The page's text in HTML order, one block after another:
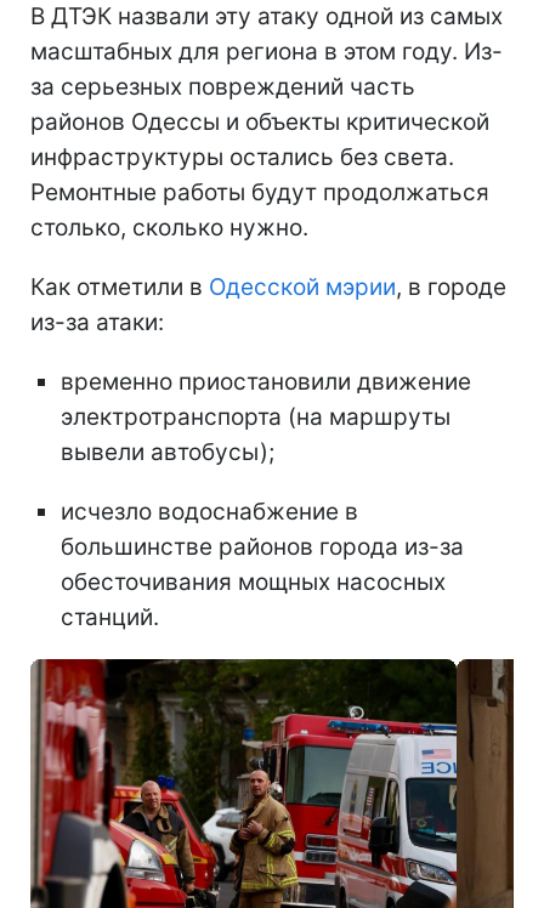
В ДТЭК назвали эту атаку одной из самых
масштабных для региона в этом году. Из-
за серьезных повреждений часть
районов Одессы и объекты критической
инфраструктуры остались без света.
Ремонтные работы будут продолжаться
столько, сколько нужно.
Как отметили в Одесской мэрии, в городе
из-за атаки:
временно приостановили движение
электротранспорта (на маршруты
вывели автобусы);
исчезло водоснабжение в
большинстве районов города из-за
обесточивания мощных насосных
станций.